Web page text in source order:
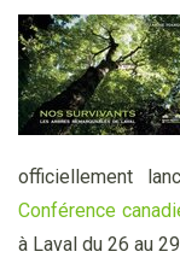
officiellement
Conférence
à Laval du 26 au